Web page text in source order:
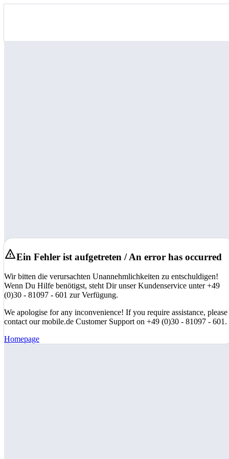
Ein Fehler ist aufgetreten / An error has occurred
Wir bitten die verursachten Unannehmlichkeiten zu entschuldigen!
Wenn Du Hilfe benötigst, steht Dir unser Kundenservice unter +49
(0)30 - 81097 - 601 zur Verfügung.
We apologise for any inconvenience! If you require assistance, please
contact our mobile.de Customer Support on +49 (0)30 - 81097 - 601.
Homepage